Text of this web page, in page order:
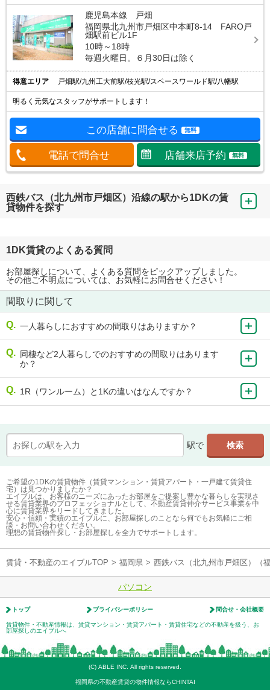
鹿児島本線 戸畑
福岡県北九州市戸畑区中本町8-14 FARO戸
畑駅前ビル1F
10時～18時
毎週火曜日。６月30日は除く
得意エリア 戸畑駅/九州工大前駅/枝光駅/スペースワールド駅/八幡駅
明るく元気なスタッフがサポートします！
この店舗に問合せる 無料
電話で問合せ 店舗来店予約 無料
西鉄バス（北九州市戸畑区）沿線の駅から1DKの賃
貸物件を探す
1DK賃貸のよくある質問
お部屋探しについて、よくある質問をピックアップしました。
その他ご不明点については、お気軽にお問合せください！
間取りに関して
一人暮らしにおすすめの間取りはありますか？
同棲など2人暮らしでのおすすめの間取りはあります
か？
1R（ワンルーム）と1Kの違いはなんですか？
駅で
ご希望の1DKの賃貸物件（賃貸マンション・賃貸アパート・一戸建て賃貸住
宅）は見つかりましたか？
エイブルは、お客様のニーズにあったお部屋をご提案し豊かな暮らしを実現さ
せる賃貸業界のプロフェッショナルとして、不動産賃貸仲介サービス事業を中
心に賃貸業界をリードしてきました。
安心・信頼・実績のエイブルに、お部屋探しのことなら何でもお気軽にご相
談・お問い合わせください。
理想の賃貸物件探し・お部屋探しを全力でサポートします。
賃貸・不動産のエイブルTOP > 福岡県 > 西鉄バス（北九州市戸畑区）（
パソコン
トップ プライバシーポリシー 問合せ・会社概要
賃貸物件・不動産情報は、賃貸マンション・賃貸アパート・賃貸住宅などの不動産を扱う、お
部屋探しのエイブルへ
(C) ABLE INC. All rights reserved.
福岡県の不動産賃貸の物件情報ならCHINTAI